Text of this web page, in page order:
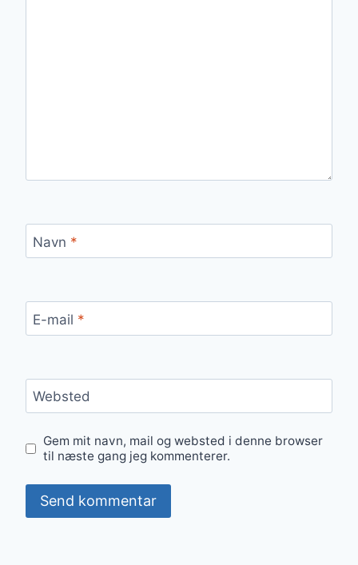
Navn *
E-mail *
Websted
Gem mit navn, mail og websted i denne browser
til næste gang jeg kommenterer.